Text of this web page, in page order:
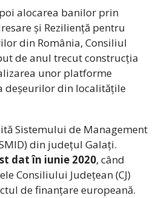
alocarea banilor prin
și Reziliență pentru
din România, Consiliul
de anul trecut construcția
unor platforme
deșeurilor din localitățile
Sistemului de Management
din județul Galați.
dat în iunie 2020, când
Consiliului Județean (CJ)
de finanțare europeană.